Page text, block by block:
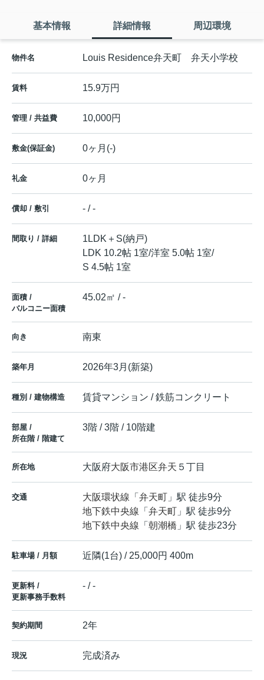
基本情報 詳細情報 周辺環境
物件名 Louis Residence弁天町 弁天小学校
賃料 15.9万円
管理 / 共益費 10,000円
敷金(保証金) 0ヶ月(-)
礼金 0ヶ月
償却 / 敷引 - / -
間取り / 詳細
1LDK＋S(納戸)
LDK 10.2帖 1室/洋室 5.0帖 1室/
S 4.5帖 1室
面積 /
バルコニー面積
45.02㎡ / -
向き 南東
築年月 2026年3月(新築)
種別 / 建物構造 賃貸マンション / 鉄筋コンクリート
部屋 /
所在階 / 階建て
3階 / 3階 / 10階建
所在地 大阪府大阪市港区弁天 ５丁目
交通 大阪環状線 「 弁天町 」駅 徒歩9分
地下鉄中央線 「 弁天町 」駅 徒歩9分
地下鉄中央線 「 朝潮橋 」駅 徒歩23分
駐車場 / 月額 近隣(1台) / 25,000円 400m
更新料 /
更新事務手数料
- / -
契約期間 2年
現況 完成済み